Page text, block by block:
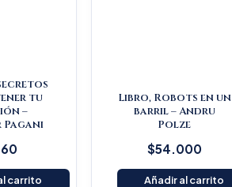
tu
–
Pagani
carrito
Libro, Robots en un
barril – Andru
Polze
$54.000
Añadir al carrito